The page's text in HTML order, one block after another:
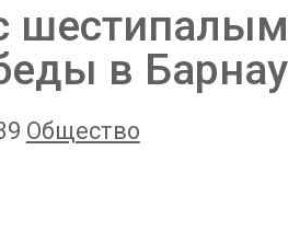
в
Общество